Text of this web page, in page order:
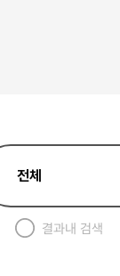
결과내 검색